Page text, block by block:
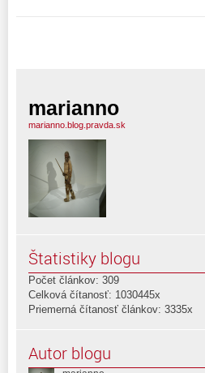
marianno
marianno.blog.pravda.sk
Štatistiky blogu
Počet článkov: 309
Celková čítanosť: 1030445x
Priemerná čítanosť článkov: 3335x
Autor blogu